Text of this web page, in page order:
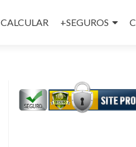
CALCULAR +SEGUROS